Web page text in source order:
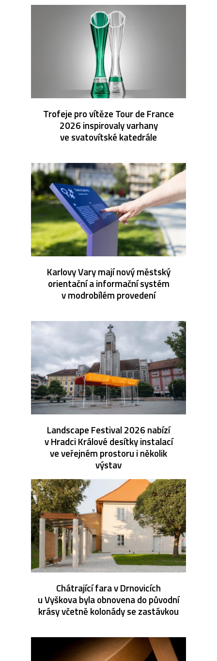
Trofeje pro vítěze Tour de France
2026 inspirovaly varhany
ve svatovítské katedrále
Karlovy Vary mají nový městský
orientační a informační systém
v modrobílém provedení
Landscape Festival 2026 nabízí
v Hradci Králové desítky instalací
ve veřejném prostoru i několik
výstav
Chátrající fara v Drnovicích
u Vyškova byla obnovena do původní
krásy včetně kolonády se zastávkou